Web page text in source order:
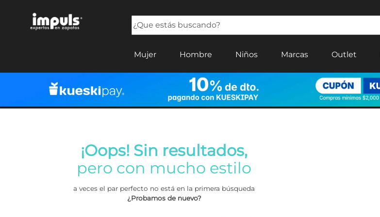
Mujer Hombre Niños Marcas Outlet
¡Oops! Sin resultados,
pero con mucho estilo
a veces el par perfecto no está en la primera búsqueda
¿Probamos de nuevo?
sandalias mujer